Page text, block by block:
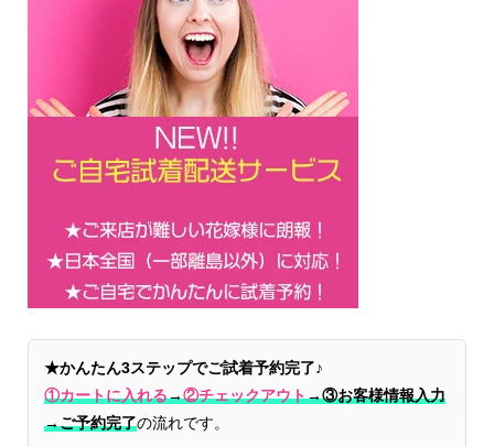
★かんたん3ステップでご試着予約完了♪
①カートに入れる→②チェックアウト→③お客様情報入力
→ご予約完了の流れです。